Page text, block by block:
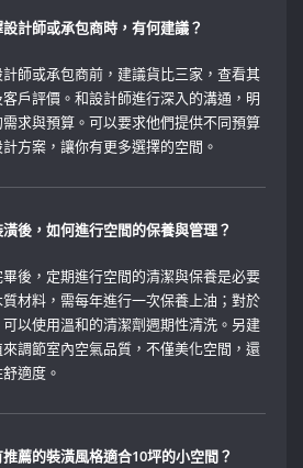
計師或承包商時，有何建議？
師或承包商前，建議貨比三家，查看其
戶評價。和設計師進行深入的溝通，明
求與預算。可以要求他們提供不同預算
方案，讓你有更多選擇的空間。
後，如何進行空間的保養與管理？
後，定期進行空間的清潔與保養是必要
材料，需每年進行一次保養上油；對於
以使用溫和的清潔劑週期性清洗。另建
調節室內空氣品質，不僅美化空間，還
適度。
薦的裝潢風格適合10坪的小空間？